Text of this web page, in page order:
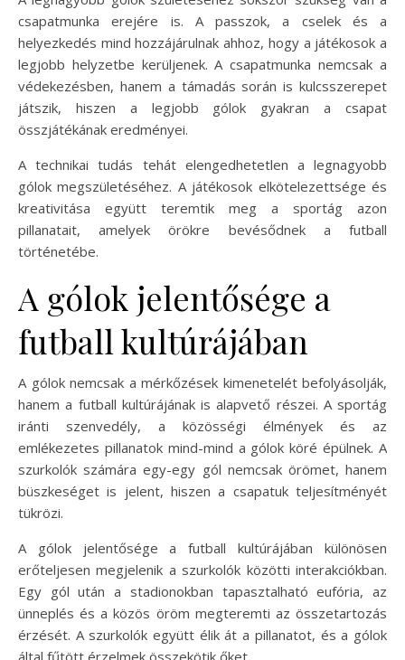
csapatmunka erejére is. A passzok, a cselek és a
helyezkedés mind hozzájárulnak ahhoz, hogy a játékosok a
legjobb helyzetbe kerüljenek. A csapatmunka nemcsak a
védekezésben, hanem a támadás során is kulcsszerepet
játszik, hiszen a legjobb gólok gyakran a csapat
összjátékának eredményei.
A technikai tudás tehát elengedhetetlen a legnagyobb
gólok megszületéséhez. A játékosok elkötelezettsége és
kreativitása együtt teremtik meg a sportág azon
pillanatait, amelyek örökre bevésődnek a futball
történetébe.
A gólok jelentősége a
futball kultúrájában
A gólok nemcsak a mérkőzések kimenetelét befolyásolják,
hanem a futball kultúrájának is alapvető részei. A sportág
iránti szenvedély, a közösségi élmények és az
emlékezetes pillanatok mind-mind a gólok köré épülnek. A
szurkolók számára egy-egy gól nemcsak örömet, hanem
büszkeséget is jelent, hiszen a csapatuk teljesítményét
tükrözi.
A gólok jelentősége a futball kultúrájában különösen
erőteljesen megjelenik a szurkolók közötti interakciókban.
Egy gól után a stadionokban tapasztalható eufória, az
ünneplés és a közös öröm megteremti az összetartozás
érzését. A szurkolók együtt élik át a pillanatot, és a gólok
által fűtött érzelmek összekötik őket.